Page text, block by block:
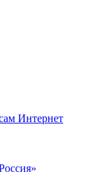
Интернет